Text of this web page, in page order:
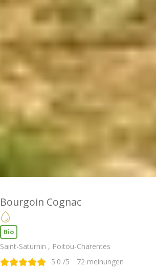
Bourgoin Cognac
Bio
Saint-Saturnin , Poitou-Charentes
5.0 /5 72 meinungen